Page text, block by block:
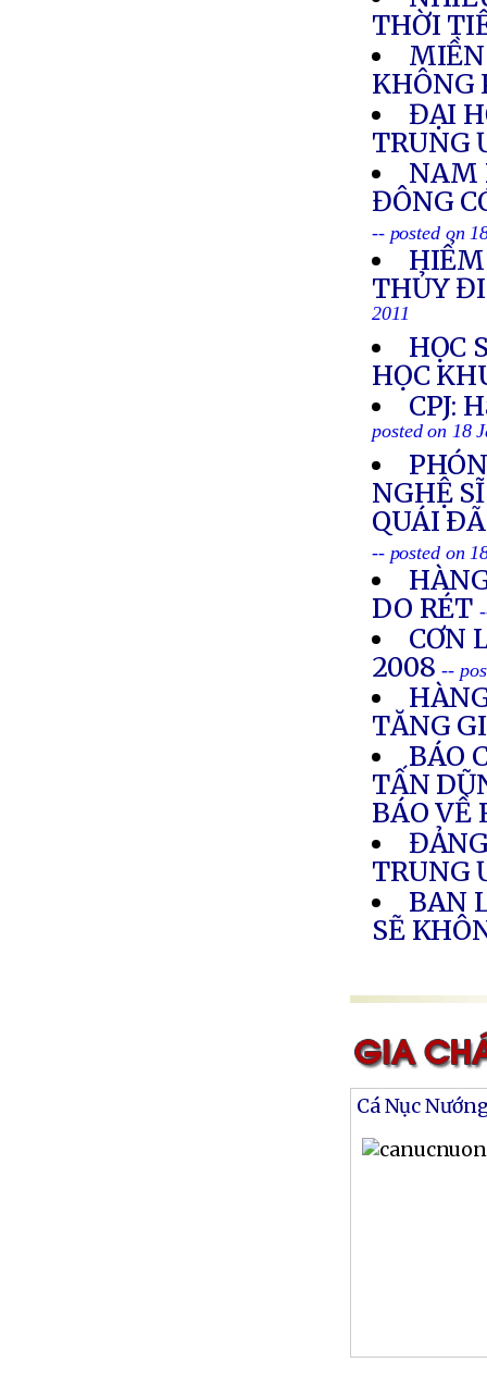
THỜI
ĐẠI
TRUNG
NAM
ĐÔNG
-- posted on
THỦY
2011
HỌC
HỌC
CPJ:
posted on 18
NGHỆ
QUÁI
-- posted on
DO RÉT
CƠN
2008--
TĂNG
BÁO
TẤN
BÁO VỀ
TRUNG
BAN
SẼ
Cá Nục